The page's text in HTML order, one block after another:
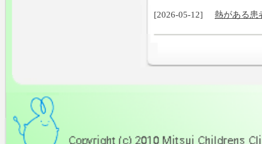
[2026-05-12] 熱がある患